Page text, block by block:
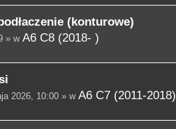
(konturowe)
» w A6 C8 (2018- )
2026, 10:00 » w A6 C7 (2011-2018)